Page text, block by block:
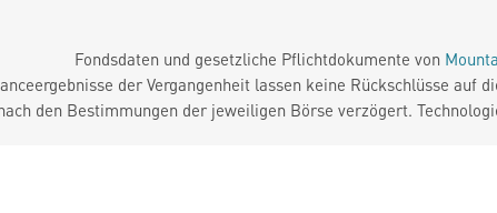
Fondsdaten und gesetzliche Pflichtdokumente von
der Vergangenheit lassen keine Rückschlüsse auf
den Bestimmungen der jeweiligen Börse verzögert.